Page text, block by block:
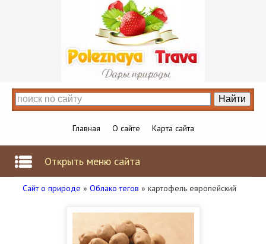
Главная О сайте Карта сайта
Открыть меню сайта
Сайт о природе » Облако тегов » картофель европейский